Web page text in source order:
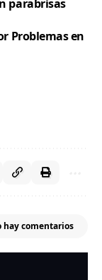
parabrisas
Problemas en
hay comentarios